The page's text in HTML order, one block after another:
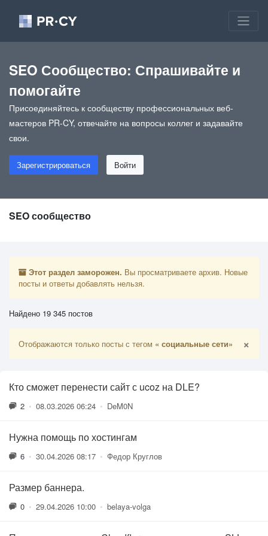
SEO Сообщество: Спрашивайте и
помогайте
Присоединяйтесь к сообществу профессиональных веб-
мастеров PR-CY, отвечайте на вопросы коллег и задавайте
свои.
Зарегистрироваться Войти
SEO сообщество
Этот раздел заморожен. Вы просматриваете архив. Новые
посты и ответы добавлять нельзя.
Найдено 19 345 постов
Отображаются только посты с тегом « социальные сети» ×
Кто сможет перенести сайт с ucoz на DLE?
2 • 08.03.2026 06:24 • DeM0N
Нужна помощь по хостингам
6 • 30.04.2026 08:17 • Федор Круглов
Размер баннера.
0 • 29.04.2026 10:00 • belaya-volga